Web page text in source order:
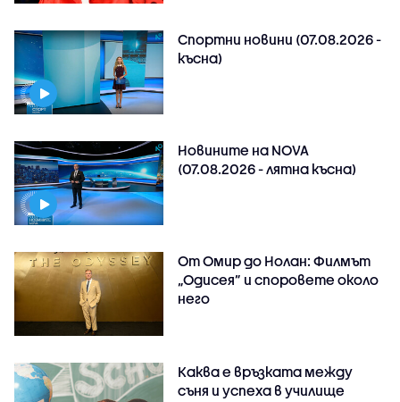
Спортни новини (07.08.2026 -
късна)
Новините на NOVA
(07.08.2026 - лятна късна)
От Омир до Нолан: Филмът
„Одисея” и споровете около
него
Каква е връзката между
съня и успеха в училище